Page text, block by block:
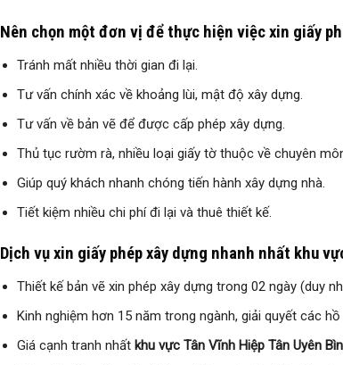
Nên chọn một đơn vị để thực hiện việc xin giấy
Tránh mất nhiều thời gian đi lại.
Tư vấn chính xác về khoảng lùi, mật độ xây dựng.
Tư vấn về bản vẽ để được cấp phép xây dựng.
Thủ tục rườm rà, nhiều loại giấy tờ thuộc về chuyên
Giúp quý khách nhanh chóng tiến hành xây dựng nhà.
Tiết kiệm nhiều chi phí đi lại và thuê thiết kế.
Dịch vụ xin giấy phép xây dựng nhanh nhất khu
Thiết kế bản vẽ xin phép xây dựng trong 02 ngày (duy
Kinh nghiệm hơn 15 năm trong ngành, giải quyết các
Giá cạnh tranh nhất khu vực Tân Vĩnh Hiệp Tân Uyên